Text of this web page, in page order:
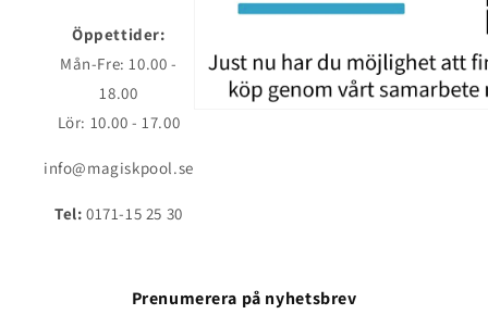
Öppettider:
Mån-Fre: 10.00 -
18.00
Lör: 10.00 - 17.00
info@magiskpool.se
Tel: 0171-15 25 30
Prenumerera på nyhetsbrev